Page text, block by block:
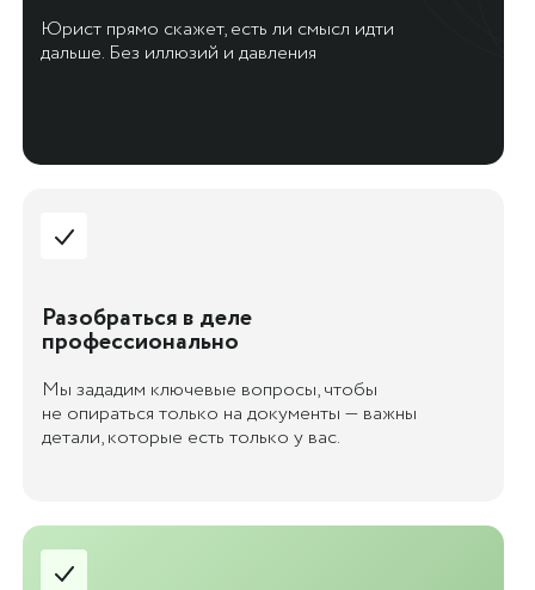
Мы зададим ключевые вопросы, чтобы
не опираться только на документы — важны
детали, которые есть только у вас.
Юрист прямо скажет, есть ли смысл идти
дальше. Без иллюзий и давления
Разобраться в деле
профессионально